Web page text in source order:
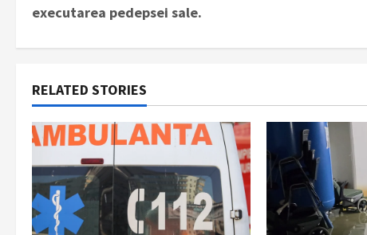
s
t
n
a
v
i
g
executarea pedepsei sale.
RELATED STORIES